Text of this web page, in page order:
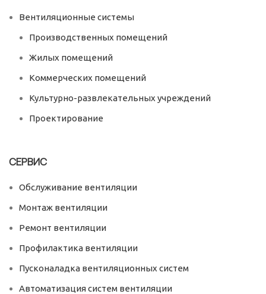
Вентиляционные системы
Производственных помещений
Жилых помещений
Коммерческих помещений
Культурно-развлекательных учреждений
Проектирование
СЕРВИС
Обслуживание вентиляции
Монтаж вентиляции
Ремонт вентиляции
Профилактика вентиляции
Пусконаладка вентиляционных систем
Автоматизация систем вентиляции